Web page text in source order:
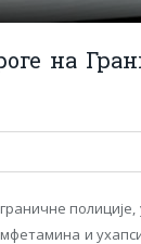
на
и